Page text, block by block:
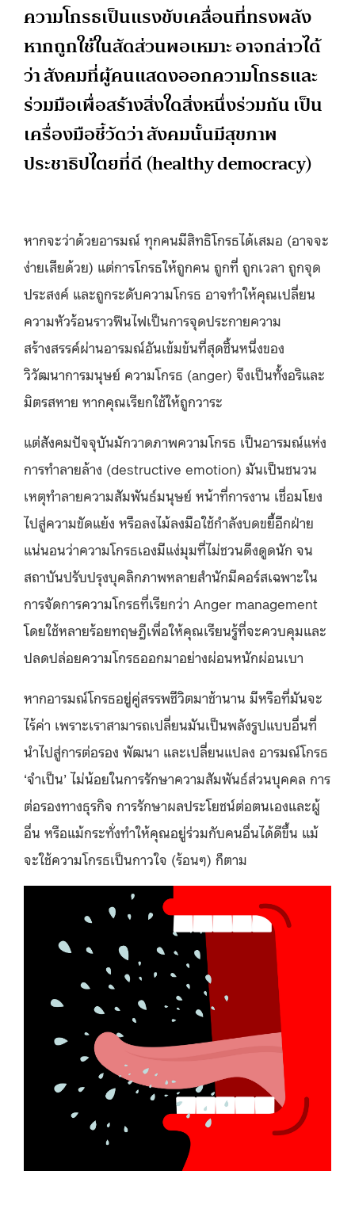
ความโกรธเป็นแรงขับเคลื่อนที่ทรงพลัง
หากถูกใช้ในสัดส่วนพอเหมาะ อาจกล่าวได้
ว่า สังคมที่ผู้คนแสดงออกความโกรธและ
ร่วมมือเพื่อสร้างสิ่งใดสิ่งหนึ่งร่วมกัน เป็น
เครื่องมือชี้วัดว่า สังคมนั้นมีสุขภาพ
ประชาธิปไตยที่ดี (healthy democracy)
หากจะว่าด้วยอารมณ์ ทุกคนมีสิทธิโกรธได้เสมอ (อาจจะ
ง่ายเสียด้วย) แต่การโกรธให้ถูกคน ถูกที่ ถูกเวลา ถูกจุด
ประสงค์ และถูกระดับความโกรธ อาจทำให้คุณเปลี่ยน
ความหัวร้อนราวฟืนไฟเป็นการจุดประกายความ
สร้างสรรค์ผ่านอารมณ์อันเข้มข้นที่สุดชิ้นหนึ่งของ
วิวัฒนาการมนุษย์ ความโกรธ (anger) จึงเป็นทั้งอริและ
มิตรสหาย หากคุณเรียกใช้ให้ถูกวาระ
แต่สังคมปัจจุบันมักวาดภาพความโกรธ เป็นอารมณ์แห่ง
การทำลายล้าง (destructive emotion) มันเป็นชนวน
เหตุทำลายความสัมพันธ์มนุษย์ หน้าที่การงาน เชื่อมโยง
ไปสู่ความขัดแย้ง หรือลงไม้ลงมือใช้กำลังบดขยี้อีกฝ่าย
แน่นอนว่าความโกรธเองมีแง่มุมที่ไม่ชวนดึงดูดนัก จน
สถาบันปรับปรุงบุคลิกภาพหลายสำนักมีคอร์สเฉพาะใน
การจัดการความโกรธที่เรียกว่า Anger management
โดยใช้หลายร้อยทฤษฎีเพื่อให้คุณเรียนรู้ที่จะควบคุมและ
ปลดปล่อยความโกรธออกมาอย่างผ่อนหนักผ่อนเบา
หากอารมณ์โกรธอยู่คู่สรรพชีวิตมาช้านาน มีหรือที่มันจะ
ไร้ค่า เพราะเราสามารถเปลี่ยนมันเป็นพลังรูปแบบอื่นที่
นำไปสู่การต่อรอง พัฒนา และเปลี่ยนแปลง อารมณ์โกรธ
‘จำเป็น’ ไม่น้อยในการรักษาความสัมพันธ์ส่วนบุคคล การ
ต่อรองทางธุรกิจ การรักษาผลประโยชน์ต่อตนเองและผู้
อื่น หรือแม้กระทั่งทำให้คุณอยู่ร่วมกับคนอื่นได้ดีขึ้น แม้
จะใช้ความโกรธเป็นกาวใจ (ร้อนๆ) ก็ตาม